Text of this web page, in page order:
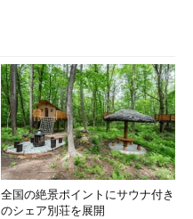
全国の絶景ポイントにサウナ付き
のシェア別荘を展開